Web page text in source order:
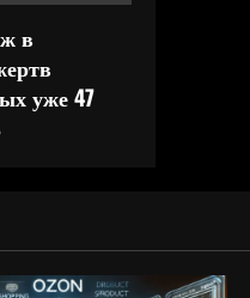
в
уже 47